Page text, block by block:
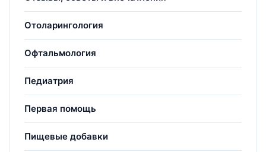
Отоларингология
Офтальмология
Педиатрия
Первая помощь
Пищевые добавки